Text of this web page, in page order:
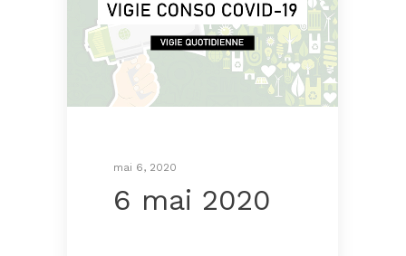
mai 6, 2020
6 mai 2020